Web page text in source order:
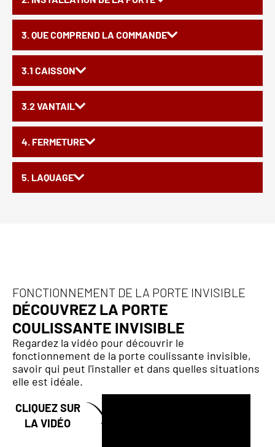
3. QUE COMPREND LA COMMANDE
3.1 CAISSON
3.2 VANTAIL
4. FERMETURE
5. LAQUAGE
FONCTIONNEMENT DE LA PORTE INVISIBLE
DÉCOUVREZ LA PORTE
COULISSANTE INVISIBLE
Regardez la vidéo pour découvrir le
fonctionnement de la porte coulissante invisible,
savoir qui peut l'installer et dans quelles situations
elle est idéale.
CLIQUEZ SUR
LA VIDÉO